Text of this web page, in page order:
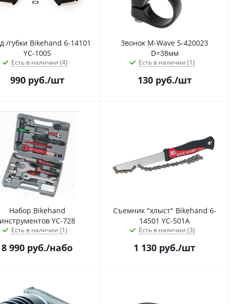
/губки Bikehand 6-14101
YC-100S
Есть в наличии (4)
990руб./шт
Звонок M-Wave 5-420023
D=38мм
Есть в наличии (1)
130руб./шт
Набор Bikehand
инструментов YC-728
Есть в наличии (1)
8 990 руб./набо
Съемник "хлыст" Bikehand 6-
14501 YC-501A
Есть в наличии (3)
1 130 руб./шт